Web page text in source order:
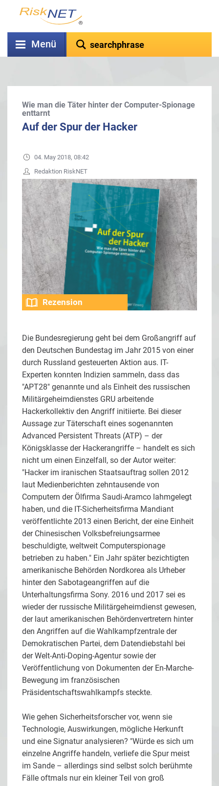
Menü
Wie man die Täter hinter der Computer-Spionage
enttarnt
Auf der Spur der Hacker
04. May 2018, 08:42
Redaktion RiskNET
Rezension
Die Bundesregierung geht bei dem Großangriff auf
den Deutschen Bundestag im Jahr 2015 von einer
durch Russland gesteuerten Aktion aus. IT-
Experten konnten Indizien sammeln, dass das
"APT28" genannte und als Einheit des russischen
Militärgeheimdienstes GRU arbeitende
Hackerkollektiv den Angriff initiierte. Bei dieser
Aussage zur Täterschaft eines sogenannten
Advanced Persistent Threats (ATP) – der
Königsklasse der Hackerangriffe – handelt es sich
nicht um einen Einzelfall, so der Autor weiter:
"Hacker im iranischen Staatsauftrag sollen 2012
laut Medienberichten zehntausende von
Computern der Ölfirma Saudi-Aramco lahmgelegt
haben, und die IT-Sicherheitsfirma Mandiant
veröffentlichte 2013 einen Bericht, der eine Einheit
der Chinesischen Volksbefreiungsarmee
beschuldigte, weltweit Computerspionage
betrieben zu haben." Ein Jahr später bezichtigten
amerikanische Behörden Nordkorea als Urheber
hinter den Sabotageangriffen auf die
Unterhaltungsfirma Sony. 2016 und 2017 sei es
wieder der russische Militärgeheimdienst gewesen,
der laut amerikanischen Behördenvertretern hinter
den Angriffen auf die Wahlkampfzentrale der
Demokratischen Partei, dem Datendiebstahl bei
der Welt-Anti-Doping-Agentur sowie der
Veröffentlichung von Dokumenten der En-Marche-
Bewegung im französischen
Präsidentschaftswahlkampfs steckte.
Wie gehen Sicherheitsforscher vor, wenn sie
Technologie, Auswirkungen, mögliche Herkunft
und eine Signatur analysieren? "Würde es sich um
einzelne Angriffe handeln, verliefe die Spur meist
im Sande – allerdings sind selbst solch berühmte
Fälle oftmals nur ein kleiner Teil von groß